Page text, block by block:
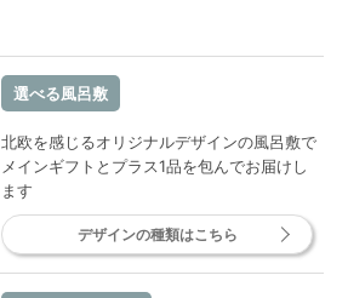
選べる風呂敷
北欧を感じるオリジナルデザインの風呂敷で
メインギフトとプラス1品を包んでお届けし
ます
デザインの種類はこちら